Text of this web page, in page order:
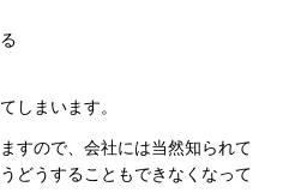
しまいます。
すので、会社には当然知られて
どうすることもできなくなって